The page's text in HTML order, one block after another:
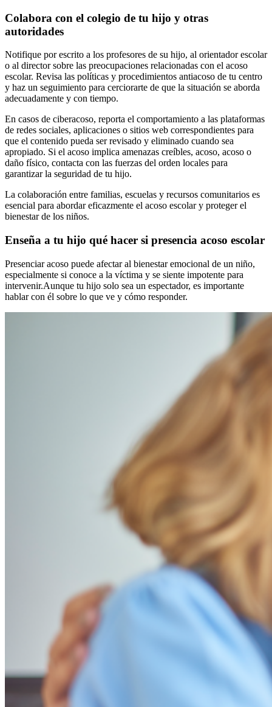
Colabora con el colegio de tu hijo y otras
autoridades
Notifique por escrito a los profesores de su hijo, al orientador escolar
o al director sobre las preocupaciones relacionadas con el acoso
escolar. Revisa las políticas y procedimientos antiacoso de tu centro
y haz un seguimiento para cerciorarte de que la situación se aborda
adecuadamente y con tiempo.
En casos de ciberacoso, reporta el comportamiento a las plataformas
de redes sociales, aplicaciones o sitios web correspondientes para
que el contenido pueda ser revisado y eliminado cuando sea
apropiado. Si el acoso implica amenazas creíbles, acoso, acoso o
daño físico, contacta con las fuerzas del orden locales para
garantizar la seguridad de tu hijo.
La colaboración entre familias, escuelas y recursos comunitarios es
esencial para abordar eficazmente el acoso escolar y proteger el
bienestar de los niños.
Enseña a tu hijo qué hacer si presencia acoso escolar
Presenciar acoso puede afectar al bienestar emocional de un niño,
especialmente si conoce a la víctima y se siente impotente para
intervenir.Aunque tu hijo solo sea un espectador, es importante
hablar con él sobre lo que ve y cómo responder.